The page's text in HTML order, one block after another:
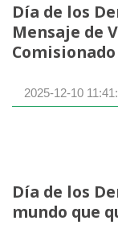
Día de los
Mensaje de
2025-12-10
Día de los
mundo que